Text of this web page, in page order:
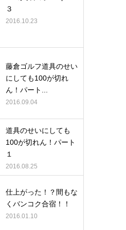
３
2016.10.23
藤倉ゴルフ道具のせい
にしても100が切れ
ん！パート...
2016.09.04
道具のせいにしても
100が切れん！パート
１
2016.08.25
仕上がった！？間もな
くバンコク合宿！！
2016.01.10